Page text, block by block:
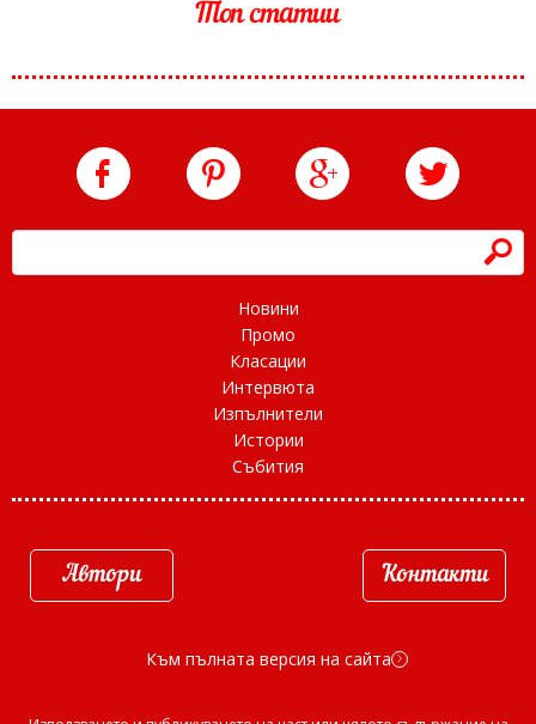
Топ статии
h
Новини
Промо
Класации
Интервюта
Изпълнители
Истории
Събития
Автори Контакти
Към пълната версия на сайта d